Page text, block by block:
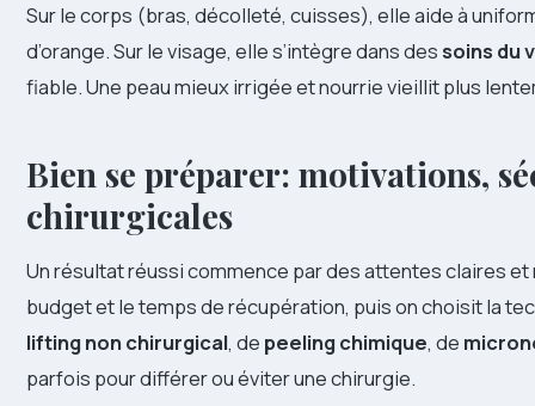
Sur le corps (bras, décolleté, cuisses), elle aide à
d’orange. Sur le visage, elle s’intègre dans dessoins du
fiable. Une peau mieux irrigée et nourrie vieillit plus
Bien se préparer: motivations,
chirurgicales
Un résultat réussi commence par des attentes claires
budget et le temps de récupération, puis on choisit la
lifting non chirurgical, de peeling chimique, de
parfois pour différer ou éviter une chirurgie.